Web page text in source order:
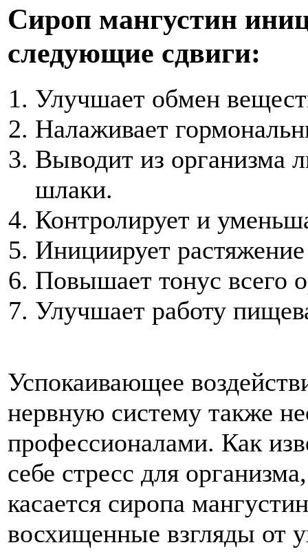
Сироп мангустин
следующие сдвиги:
Улучшает обмен
Налаживает
Выводит из организма
шлаки.
Контролирует и
Инициирует
Повышает тонус всего
Улучшает работу
Успокаивающее
нервную систему также
профессионалами. Как
себе стресс для
касается сиропа
восхищенные взгляды от